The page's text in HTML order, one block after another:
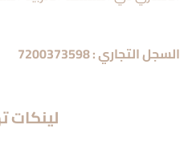
السجل التجاري : 7200373598